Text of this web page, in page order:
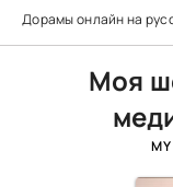
Дорамы онлайн на
Моя